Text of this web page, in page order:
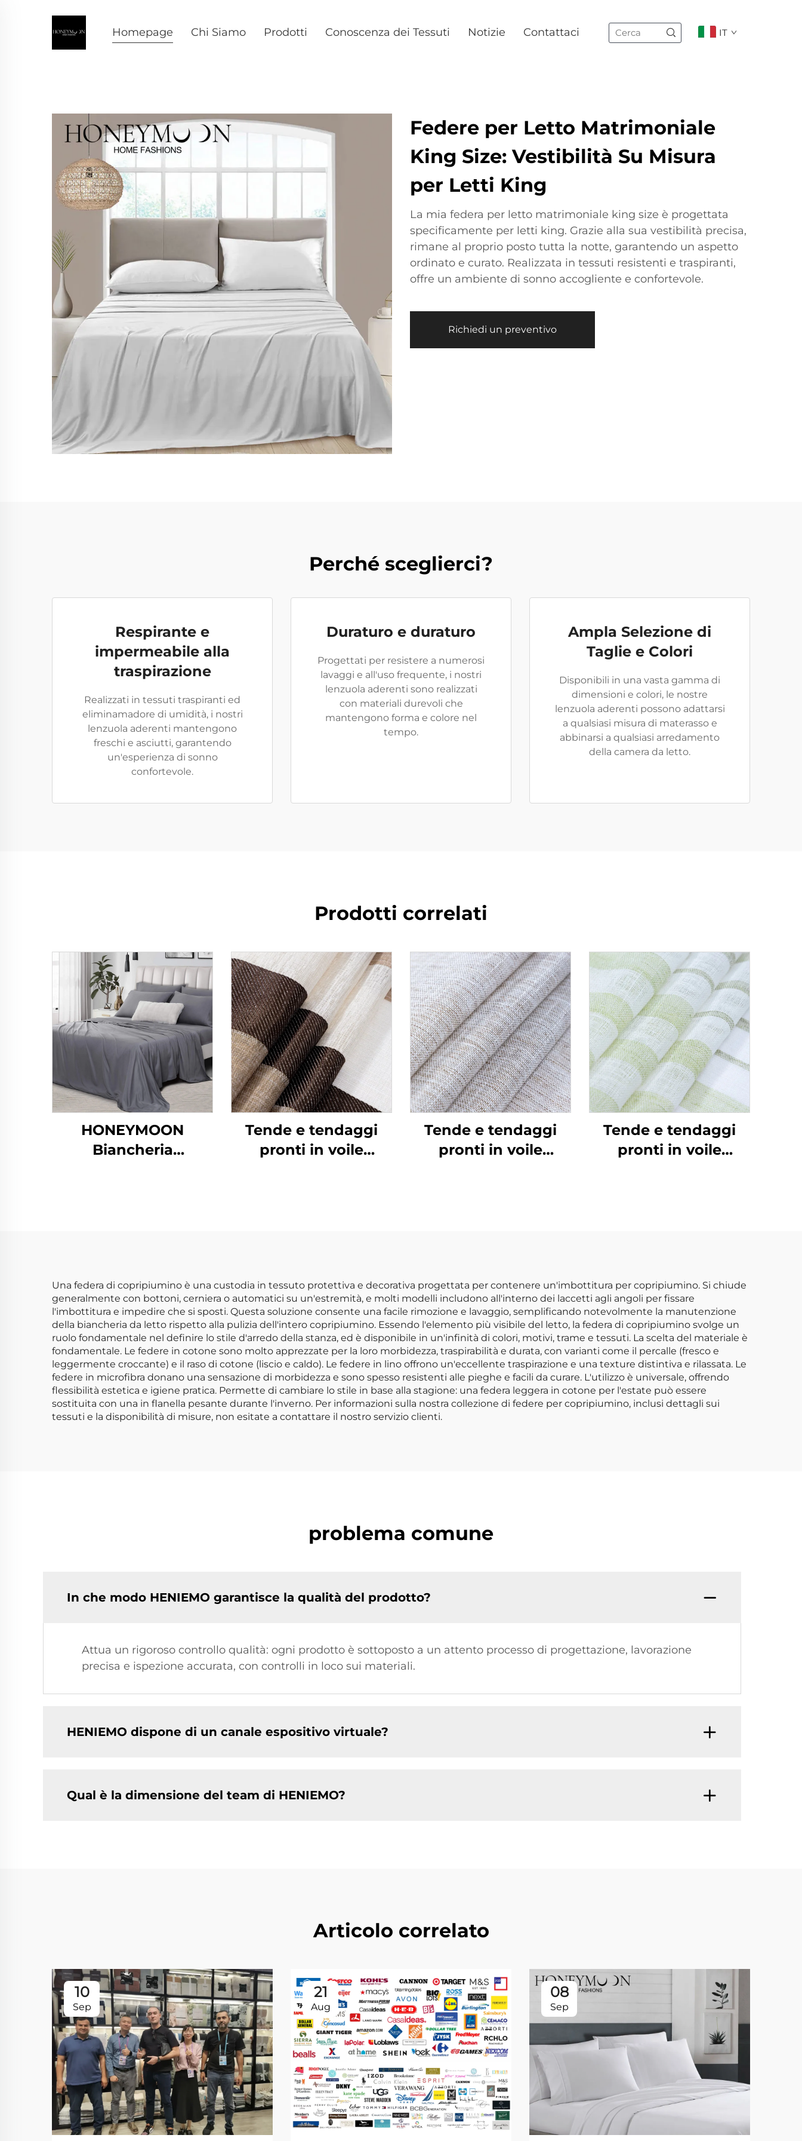
Homepage Chi Siamo Prodotti Conoscenza dei Tessuti Notizie Contattaci IT
Federe per Letto Matrimoniale
King Size: Vestibilità Su Misura
per Letti King
La mia federa per letto matrimoniale king size è progettata
specificamente per letti king. Grazie alla sua vestibilità precisa,
rimane al proprio posto tutta la notte, garantendo un aspetto
ordinato e curato. Realizzata in tessuti resistenti e traspiranti,
offre un ambiente di sonno accogliente e confortevole.
Richiedi un preventivo
Perché sceglierci?
Respirante e
impermeabile alla
traspirazione
Realizzati in tessuti traspiranti ed
eliminamadore di umidità, i nostri
lenzuola aderenti mantengono
freschi e asciutti, garantendo
un'esperienza di sonno
confortevole.
Duraturo e duraturo
Progettati per resistere a numerosi
lavaggi e all'uso frequente, i nostri
lenzuola aderenti sono realizzati
con materiali durevoli che
mantengono forma e colore nel
tempo.
Ampla Selezione di
Taglie e Colori
Disponibili in una vasta gamma di
dimensioni e colori, le nostre
lenzuola aderenti possono adattarsi
a qualsiasi misura di materasso e
abbinarsi a qualsiasi arredamento
della camera da letto.
Prodotti correlati
HONEYMOON
Biancheria
Tende e tendaggi
pronti in voile
Tende e tendaggi
pronti in voile
Tende e tendaggi
pronti in voile
Una federa di copripiumino è una custodia in tessuto protettiva e decorativa progettata per contenere un'imbottitura per copripiumino. Si chiude
generalmente con bottoni, cerniera o automatici su un'estremità, e molti modelli includono all'interno dei laccetti agli angoli per fissare
l'imbottitura e impedire che si sposti. Questa soluzione consente una facile rimozione e lavaggio, semplificando notevolmente la manutenzione
della biancheria da letto rispetto alla pulizia dell'intero copripiumino. Essendo l'elemento più visibile del letto, la federa di copripiumino svolge un
ruolo fondamentale nel definire lo stile d'arredo della stanza, ed è disponibile in un'infinità di colori, motivi, trame e tessuti. La scelta del materiale è
fondamentale. Le federe in cotone sono molto apprezzate per la loro morbidezza, traspirabilità e durata, con varianti come il percalle (fresco e
leggermente croccante) e il raso di cotone (liscio e caldo). Le federe in lino offrono un'eccellente traspirazione e una texture distintiva e rilassata. Le
federe in microfibra donano una sensazione di morbidezza e sono spesso resistenti alle pieghe e facili da curare. L'utilizzo è universale, offrendo
flessibilità estetica e igiene pratica. Permette di cambiare lo stile in base alla stagione: una federa leggera in cotone per l'estate può essere
sostituita con una in flanella pesante durante l'inverno. Per informazioni sulla nostra collezione di federe per copripiumino, inclusi dettagli sui
tessuti e la disponibilità di misure, non esitate a contattare il nostro servizio clienti.
problema comune
In che modo HENIEMO garantisce la qualità del prodotto?
Attua un rigoroso controllo qualità: ogni prodotto è sottoposto a un attento processo di progettazione, lavorazione
precisa e ispezione accurata, con controlli in loco sui materiali.
HENIEMO dispone di un canale espositivo virtuale?
Qual è la dimensione del team di HENIEMO?
Articolo correlato
10
Sep
21
Aug
08
Sep